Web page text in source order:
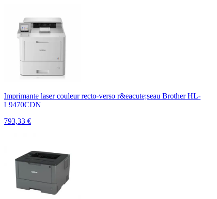
Imprimante laser couleur recto-verso r&eacute;seau Brother HL-
L9470CDN
793,33 €